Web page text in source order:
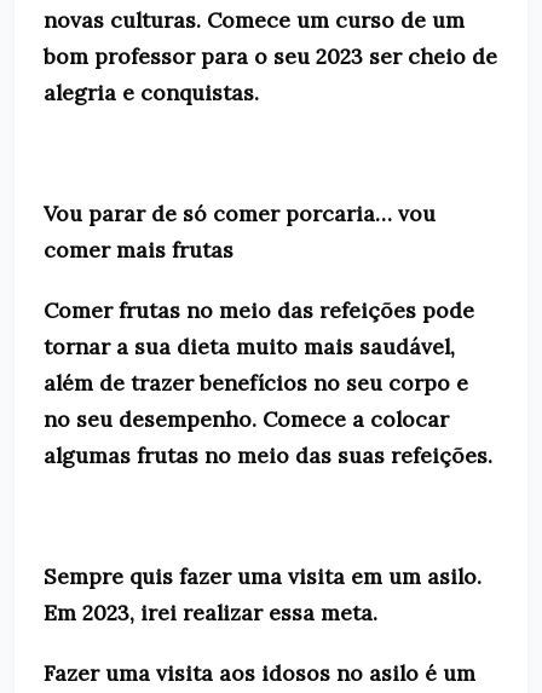
novas culturas. Comece um curso de um
bom professor para o seu 2023 ser cheio de
alegria e conquistas.
Vou parar de só comer porcaria… vou
comer mais frutas
Comer frutas no meio das refeições pode
tornar a sua dieta muito mais saudável,
além de trazer benefícios no seu corpo e
no seu desempenho. Comece a colocar
algumas frutas no meio das suas refeições.
Sempre quis fazer uma visita em um asilo.
Em 2023, irei realizar essa meta.
Fazer uma visita aos idosos no asilo é um